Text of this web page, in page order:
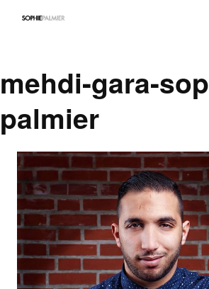
mehdi-gara-
palmier